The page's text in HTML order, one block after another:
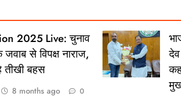
2025 Live: चुनाव
से विपक्ष नाराज,
बहस
8 months ago 0